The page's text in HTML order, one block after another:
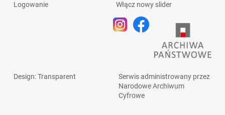
Logowanie
Włącz nowy slider
Design: Transparent
Serwis administrowany przez
Narodowe Archiwum
Cyfrowe